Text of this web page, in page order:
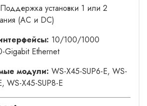
Поддержка установки 1 или 2
(AC и DC)
10/100/1000
Gigabit Ethernet
модули: WS-X45-SUP6-E, WS-
WS-X45-SUP8-E